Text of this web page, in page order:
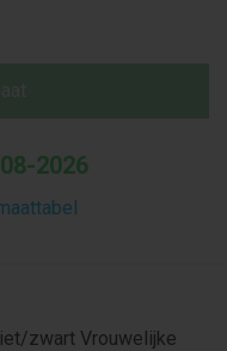
2026
zwart Vrouwelijke